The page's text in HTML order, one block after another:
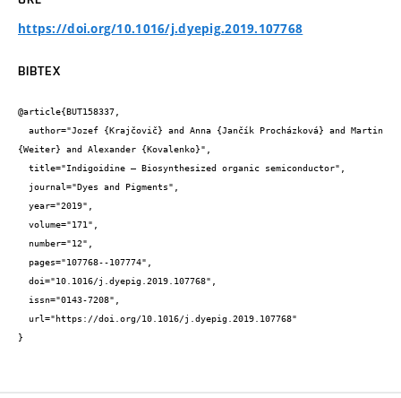
https://doi.org/10.1016/j.dyepig.2019.107768
BIBTEX
@article{BUT158337,
{Weiter} and Alexander {Kovalenko}",
}